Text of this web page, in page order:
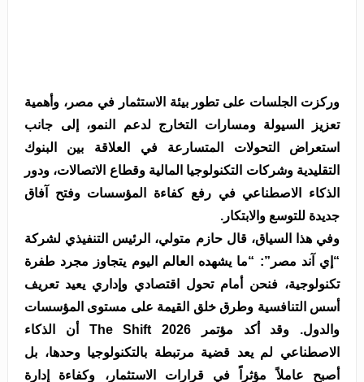
وركزت الجلسات على تطور بيئة الاستثمار في مصر، وأهمية
تعزيز السيولة ومسارات التخارج لدعم النمو، إلى جانب
استعراض التحولات المتسارعة في العلاقة بين البنوك
التقليدية وشركات التكنولوجيا المالية وقطاع الاتصالات، ودور
الذكاء الاصطناعي في رفع كفاءة المؤسسات وفتح آفاق
جديدة للتوسع والابتكار.
وفي هذا السياق، قال حازم متولي، الرئيس التنفيذي لشركة
“إي آند مصر”: “ما يشهده العالم اليوم يتجاوز مجرد طفرة
تكنولوجية، فنحن أمام تحول اقتصادي وإداري يعيد تعريف
أسس التنافسية وطرق خلق القيمة على مستوى المؤسسات
والدول. وقد أكد مؤتمر The Shift 2026 أن الذكاء
الاصطناعي لم يعد قضية مرتبطة بالتكنولوجيا وحدها، بل
أصبح عاملاً مؤثراً في قرارات الاستثمار، وكفاءة إدارة